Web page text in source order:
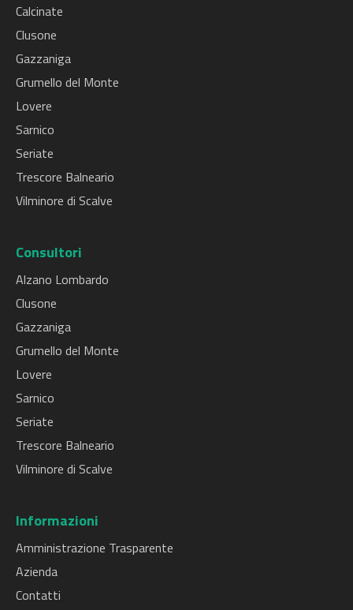
Calcinate
Clusone
Gazzaniga
Grumello del Monte
Lovere
Sarnico
Seriate
Trescore Balneario
Vilminore di Scalve
Consultori
Alzano Lombardo
Clusone
Gazzaniga
Grumello del Monte
Lovere
Sarnico
Seriate
Trescore Balneario
Vilminore di Scalve
Informazioni
Amministrazione Trasparente
Azienda
Contatti